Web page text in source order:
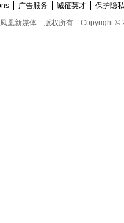
广告服务 诚征英才
保护隐
凤凰新媒体
版权所有 Copyright ©